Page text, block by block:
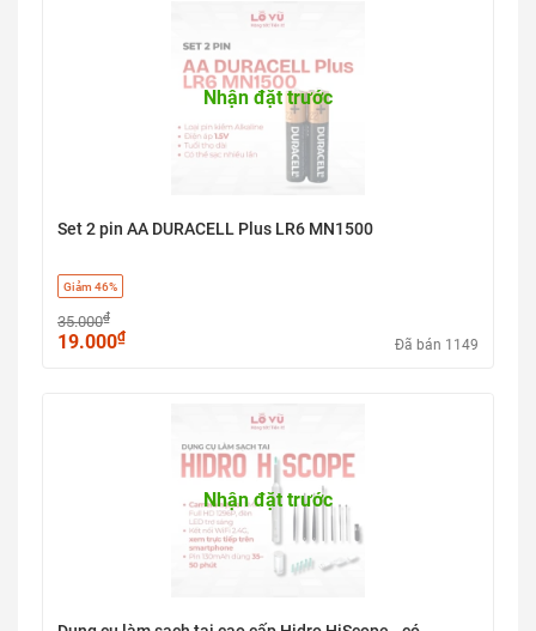
Nhận đặt trước
Set 2 pin AA DURACELL Plus LR6 MN1500
Giảm 46%
35.000₫
19.000₫ Đã bán 1149
Nhận đặt trước